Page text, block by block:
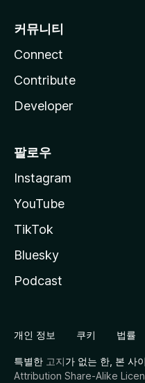
커뮤니티
Connect
Contribute
Developer
팔로우
Instagram
YouTube
TikTok
Bluesky
Podcast
개인 정보 쿠키 법률
특별한 고지가 없는 한, 본 사
Attribution Share-Alike